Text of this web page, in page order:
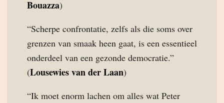
Bouazza)
“Scherpe confrontatie, zelfs als die soms over
grenzen van smaak heen gaat, is een essentieel
onderdeel van een gezonde democratie.”
(Lousewies van der Laan)
“Ik moet enorm lachen om alles wat Peter